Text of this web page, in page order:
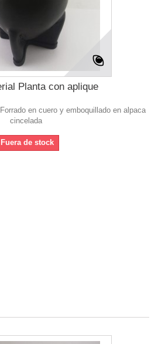
Planta con aplique
en cuero y emboquillado en alpaca
cincelada
Fuera de stock